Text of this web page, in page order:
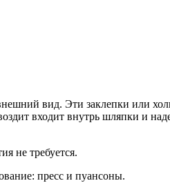
вид. Эти заклепки или
входит внутрь шляпки и
не требуется.
пресс и пуансоны.